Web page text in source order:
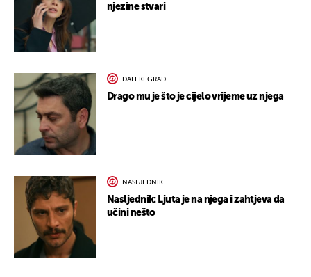
njezine stvari
DALEKI GRAD
Drago mu je što je cijelo vrijeme uz njega
NASLJEDNIK
Nasljednik: Ljuta je na njega i zahtjeva da
učini nešto